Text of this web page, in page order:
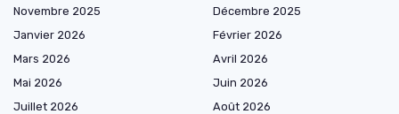
Novembre 2025
Décembre 2025
Janvier 2026
Février 2026
Mars 2026
Avril 2026
Mai 2026
Juin 2026
Juillet 2026
Août 2026